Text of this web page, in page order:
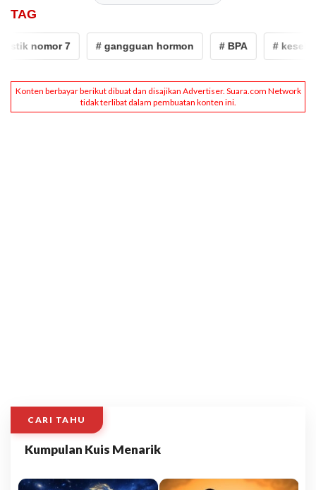
TAG
nomor 7 # gangguan hormon # BPA # kesehatan
CARI TAHU
Kumpulan Kuis Menarik